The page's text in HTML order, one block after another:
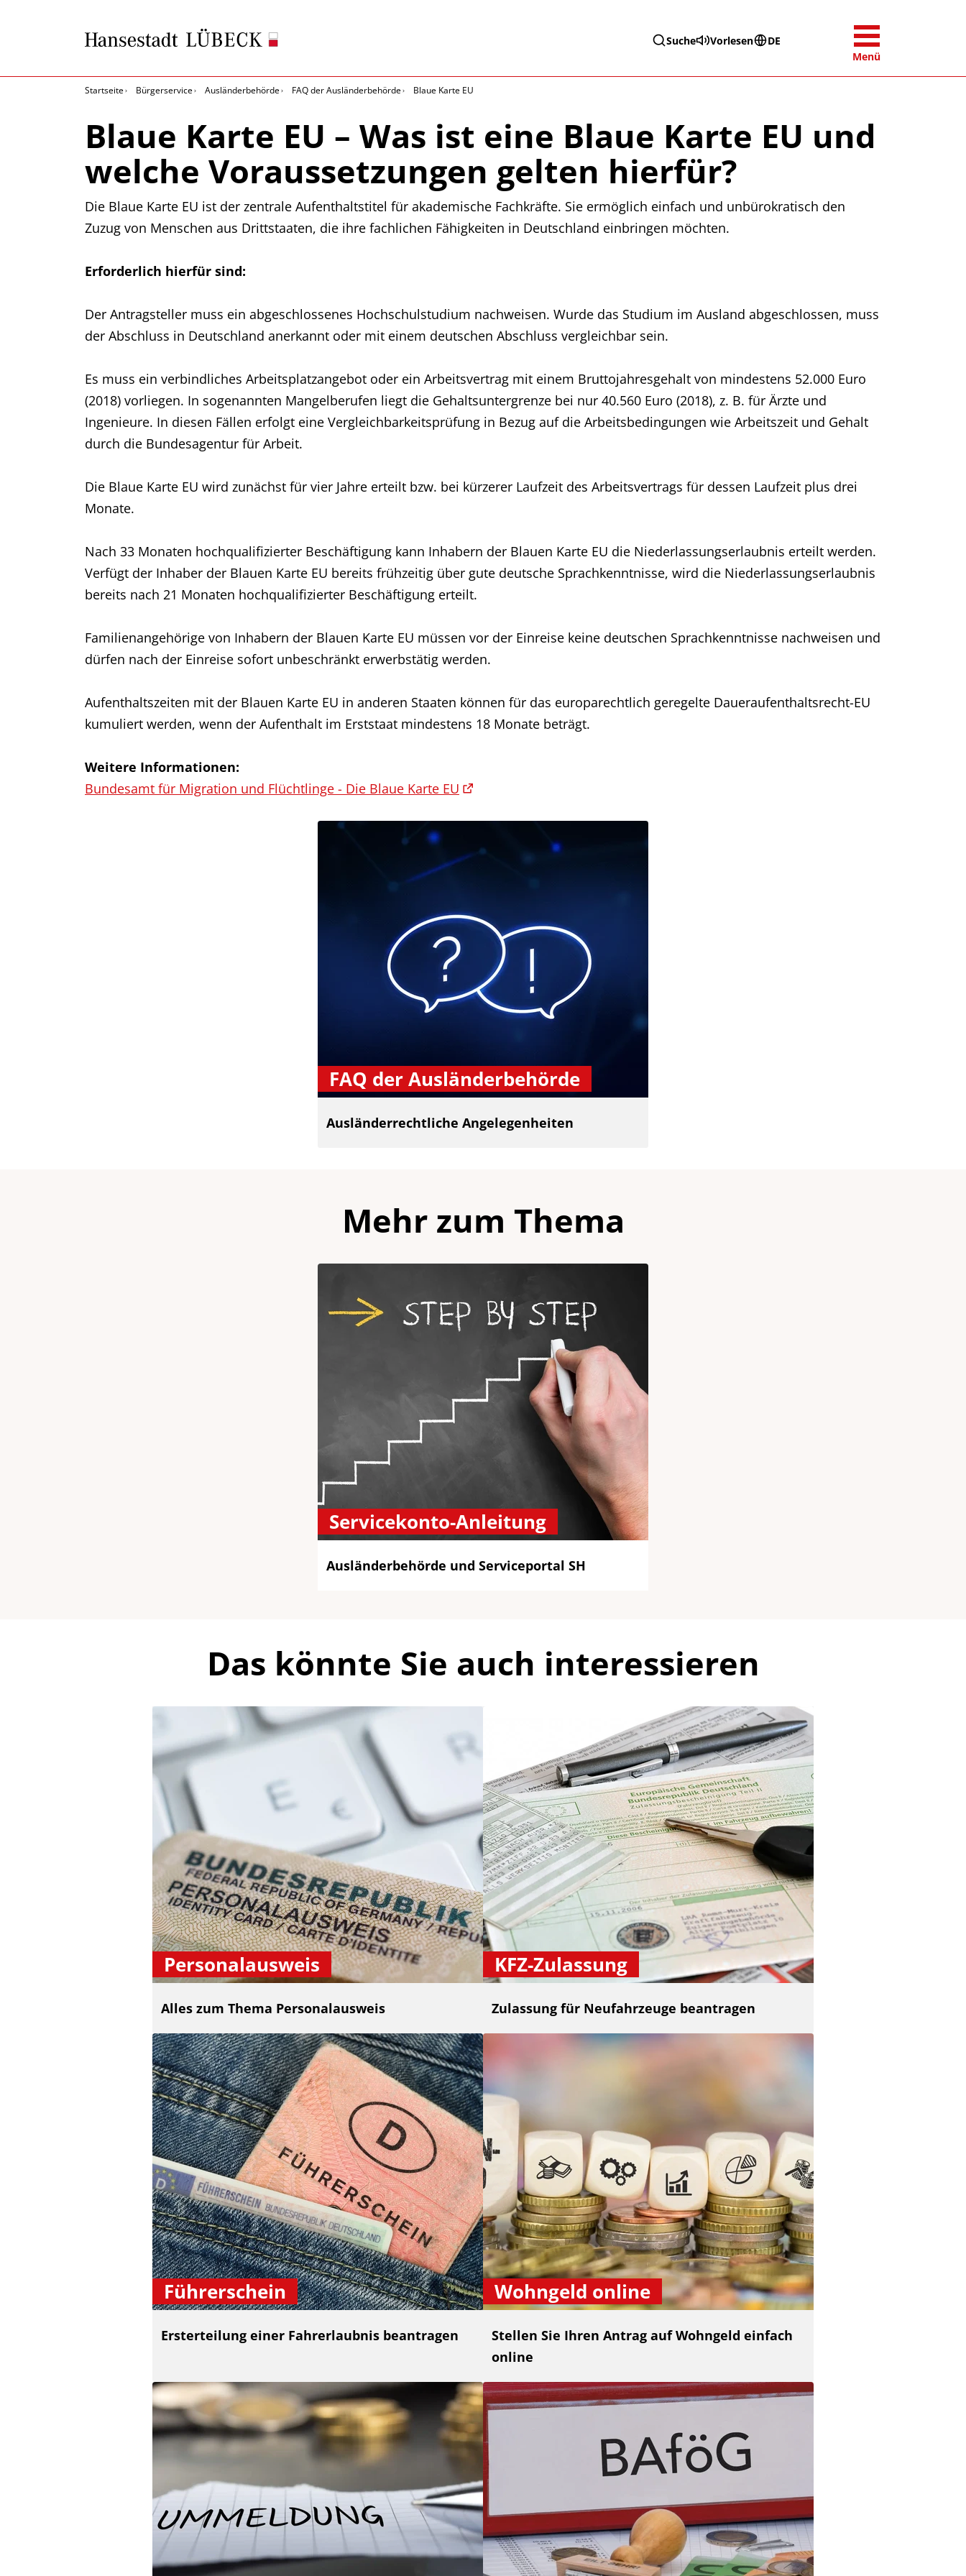
Suche Vorlesen
DE
Menü
Startseite Bürgerservice Ausländerbehörde FAQ der Ausländerbehörde Blaue Karte EU
Blaue Karte EU – Was ist eine Blaue Karte EU und
welche Voraussetzungen gelten hierfür?
Die Blaue Karte EU ist der zentrale Aufenthaltstitel für akademische Fachkräfte. Sie ermöglich einfach und unbürokratisch den
Zuzug von Menschen aus Drittstaaten, die ihre fachlichen Fähigkeiten in Deutschland einbringen möchten.
Erforderlich hierfür sind:
Der Antragsteller muss ein abgeschlossenes Hochschulstudium nachweisen. Wurde das Studium im Ausland abgeschlossen, muss
der Abschluss in Deutschland anerkannt oder mit einem deutschen Abschluss vergleichbar sein.
Es muss ein verbindliches Arbeitsplatzangebot oder ein Arbeitsvertrag mit einem Bruttojahresgehalt von mindestens 52.000 Euro
(2018) vorliegen. In sogenannten Mangelberufen liegt die Gehaltsuntergrenze bei nur 40.560 Euro (2018), z. B. für Ärzte und
Ingenieure. In diesen Fällen erfolgt eine Vergleichbarkeitsprüfung in Bezug auf die Arbeitsbedingungen wie Arbeitszeit und Gehalt
durch die Bundesagentur für Arbeit.
Die Blaue Karte EU wird zunächst für vier Jahre erteilt bzw. bei kürzerer Laufzeit des Arbeitsvertrags für dessen Laufzeit plus drei
Monate.
Nach 33 Monaten hochqualifizierter Beschäftigung kann Inhabern der Blauen Karte EU die Niederlassungserlaubnis erteilt werden.
Verfügt der Inhaber der Blauen Karte EU bereits frühzeitig über gute deutsche Sprachkenntnisse, wird die Niederlassungserlaubnis
bereits nach 21 Monaten hochqualifizierter Beschäftigung erteilt.
Familienangehörige von Inhabern der Blauen Karte EU müssen vor der Einreise keine deutschen Sprachkenntnisse nachweisen und
dürfen nach der Einreise sofort unbeschränkt erwerbstätig werden.
Aufenthaltszeiten mit der Blauen Karte EU in anderen Staaten können für das europarechtlich geregelte Daueraufenthaltsrecht-EU
kumuliert werden, wenn der Aufenthalt im Erststaat mindestens 18 Monate beträgt.
Weitere Informationen:
Bundesamt für Migration und Flüchtlinge - Die Blaue Karte EU
FAQ der Ausländerbehörde
Ausländerrechtliche Angelegenheiten
Mehr zum Thema
Servicekonto-Anleitung
Ausländerbehörde und Serviceportal SH
Das könnte Sie auch interessieren
Personalausweis
Alles zum Thema Personalausweis
KFZ-Zulassung
Zulassung für Neufahrzeuge beantragen
Führerschein
Ersterteilung einer Fahrerlaubnis beantragen
Wohngeld online
Stellen Sie Ihren Antrag auf Wohngeld einfach
online